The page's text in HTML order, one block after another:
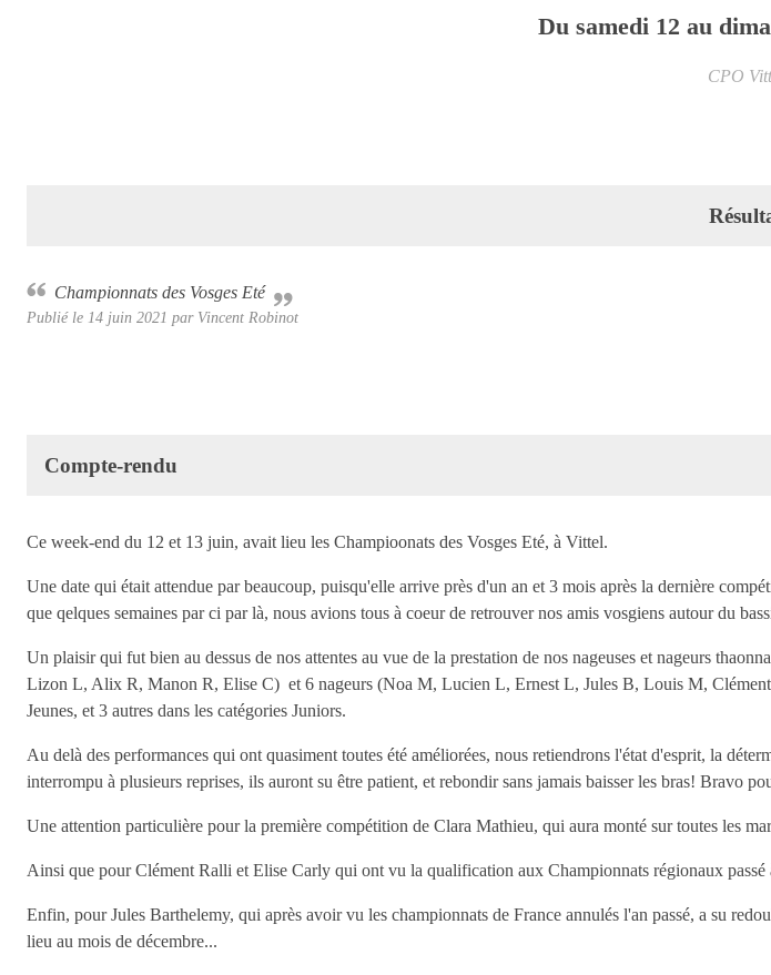
Du samedi 12 au
CPO
Championnats des Vosges Eté
Publié le 14 juin 2021 par Vincent Robinot
Compte-rendu
Ce week-end du 12 et 13 juin, avait lieu les Champioonats des Vosges Eté, à Vittel.
Une date qui était attendue par beaucoup, puisqu'elle arrive près d'un an et 3 mois après la dernière
que qelques semaines par ci par là, nous avions tous à coeur de retrouver nos amis vosgiens autour du
Un plaisir qui fut bien au dessus de nos attentes au vue de la prestation de nos nageuses et nageurs
Lizon L, Alix R, Manon R, Elise C) et 6 nageurs (Noa M, Lucien L, Ernest L, Jules B, Louis M,
Jeunes, et 3 autres dans les catégories Juniors.
Au delà des performances qui ont quasiment toutes été améliorées, nous retiendrons l'état d'esprit, la
interrompu à plusieurs reprises, ils auront su être patient, et rebondir sans jamais baisser les bras! Bravo
Une attention particulière pour la première compétition de Clara Mathieu, qui aura monté sur toutes les
Ainsi que pour Clément Ralli et Elise Carly qui ont vu la qualification aux Championnats régionaux passé
Enfin, pour Jules Barthelemy, qui après avoir vu les championnats de France annulés l'an passé, a su
lieu au mois de décembre...